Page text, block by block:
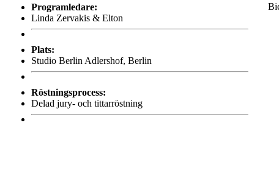
Programledare:
Linda Zervakis & Elton
Plats:
Studio Berlin Adlershof, Berlin
Röstningsprocess:
Delad jury- och tittarröstning